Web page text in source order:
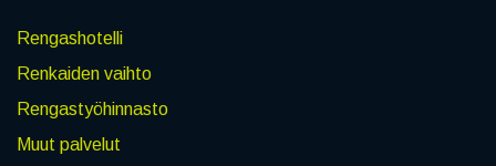
Rengashotelli
Renkaiden vaihto
Rengastyöhinnasto
Muut palvelut